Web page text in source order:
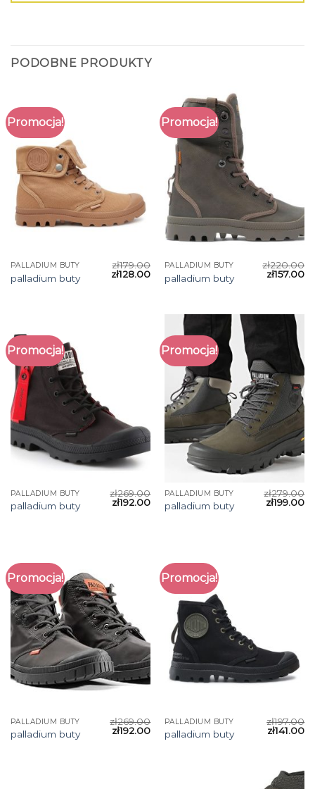
PODOBNE PRODUKTY
Promocja!
PALLADIUM BUTY
palladium buty
zł179.00
zł128.00
Promocja!
PALLADIUM BUTY
palladium buty
zł220.00
zł157.00
Promocja!
PALLADIUM BUTY
palladium buty
zł269.00
zł192.00
Promocja!
PALLADIUM BUTY
palladium buty
zł279.00
zł199.00
Promocja!
PALLADIUM BUTY
palladium buty
zł269.00
zł192.00
Promocja!
PALLADIUM BUTY
palladium buty
zł197.00
zł141.00